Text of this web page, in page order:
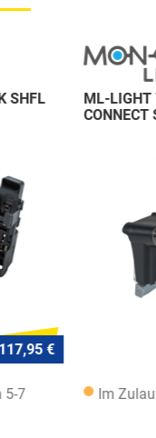
SHFL
117,95 €
5-7
ML-LIGHT
CONNECT
Im